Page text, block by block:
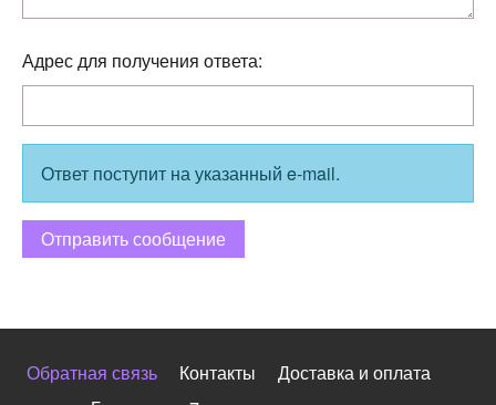
Адрес для получения ответа:
Ответ поступит на указанный e-mail.
Обратная связь Контакты
Доставка и оплата